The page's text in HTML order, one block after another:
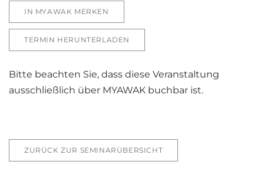
IN MYAWAK MERKEN
TERMIN HERUNTERLADEN
Bitte beachten Sie, dass diese Veranstaltung
ausschließlich über MYAWAK buchbar ist.
ZURÜCK ZUR SEMINARÜBERSICHT